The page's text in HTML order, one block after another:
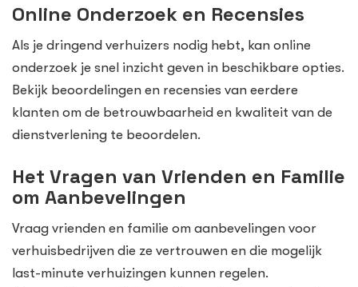
Online Onderzoek en Recensies
Als je dringend verhuizers nodig hebt, kan online
onderzoek je snel inzicht geven in beschikbare opties.
Bekijk beoordelingen en recensies van eerdere
klanten om de betrouwbaarheid en kwaliteit van de
dienstverlening te beoordelen.
Het Vragen van Vrienden en Familie
om Aanbevelingen
Vraag vrienden en familie om aanbevelingen voor
verhuisbedrijven die ze vertrouwen en die mogelijk
last-minute verhuizingen kunnen regelen.